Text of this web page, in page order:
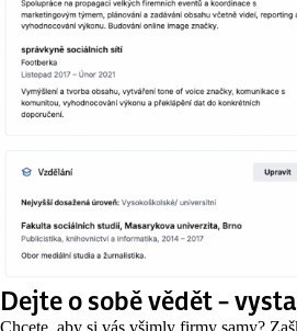
Dejte o sobě vědět –